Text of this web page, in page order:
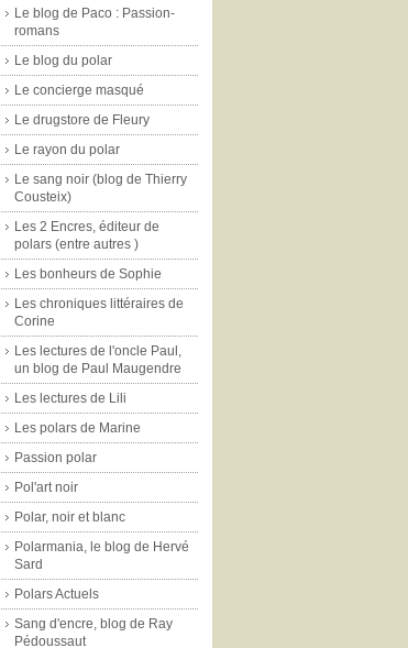
Le blog de Paco : Passion-
romans
Le blog du polar
Le concierge masqué
Le drugstore de Fleury
Le rayon du polar
Le sang noir (blog de Thierry
Cousteix)
Les 2 Encres, éditeur de
polars (entre autres )
Les bonheurs de Sophie
Les chroniques littéraires de
Corine
Les lectures de l'oncle Paul,
un blog de Paul Maugendre
Les lectures de Lili
Les polars de Marine
Passion polar
Pol'art noir
Polar, noir et blanc
Polarmania, le blog de Hervé
Sard
Polars Actuels
Sang d'encre, blog de Ray
Pédoussaut